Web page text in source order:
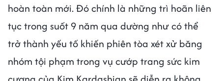
hoàn toàn mới. Đó chính là những trì hoãn liên
tục trong suốt 9 năm qua dường như có thể
trở thành yếu tố khiến phiên tòa xét xử băng
nhóm tội phạm trong vụ cướp trang sức kim